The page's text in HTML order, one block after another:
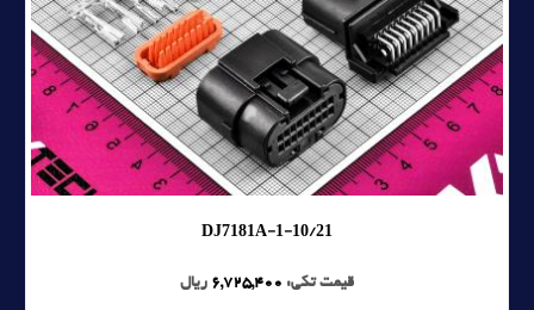
DJ7181A-1-10/21
قیمت تکی: 6,725,400 ریال